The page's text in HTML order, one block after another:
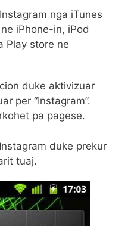
nga iTunes
iPhone-in, iPod
Play store ne
duke aktivizuar
per “Instagram”.
pa pagese.
duke prekur
tuaj.